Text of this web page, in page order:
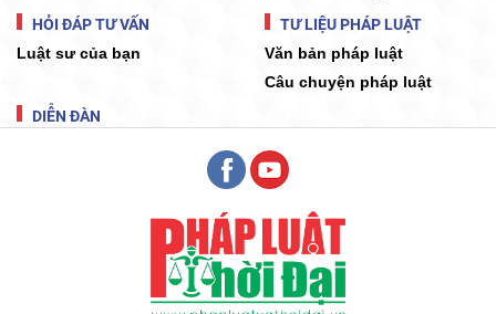
HỎI ĐÁP TƯ VẤN
Luật sư của bạn
TƯ LIỆU PHÁP LUẬT
Văn bản pháp luật
Câu chuyện pháp luật
DIỄN ĐÀN